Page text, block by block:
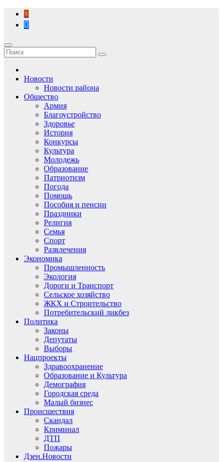
Перейти
содержимому
Новости
Новости района
Общество
Армия
Благоустройство
Здоровье
История
Конкурсы
Культура
Молодежь
Образование
Патриотизм
Погода
Помощь
Пособия и пенсии
Праздники
Религия
Семья
Спорт
Развлечения
Экономика
Промышленность
Экология
Дороги и Транспорт
Сельское хозяйство
ЖКХ и Строительство
Потребительский ликбез
Политика
Законы
Депутаты
Выборы
Нацпроекты
Здравоохранение
Образование и Культура
Демография
Городская среда
Малый бизнес
Происшествия
Скандал
Криминал
ДТП
Пожары
Дзен.Новости